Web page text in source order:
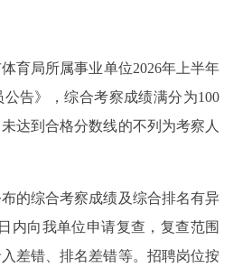
局所属事业单位2026年上半年
告》，综合考察成绩满分为100
达到合格分数线的不列为考察人
综合考察成绩及综合排名有异
内向我单位申请复查，复查范围
差错、排名差错等。招聘岗位按